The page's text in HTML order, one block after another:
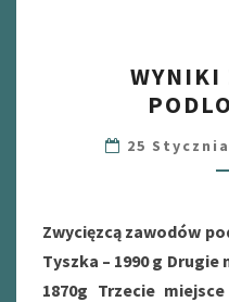
WYNIKI
25
Zwycięzcą zawodów
Tyszka – 1990 g
1870g Trzecie